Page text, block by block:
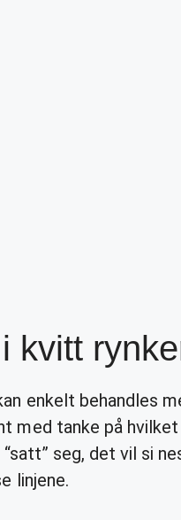
kvitt
enkelt behandles
med tanke på
seg, det vil si
linjene.